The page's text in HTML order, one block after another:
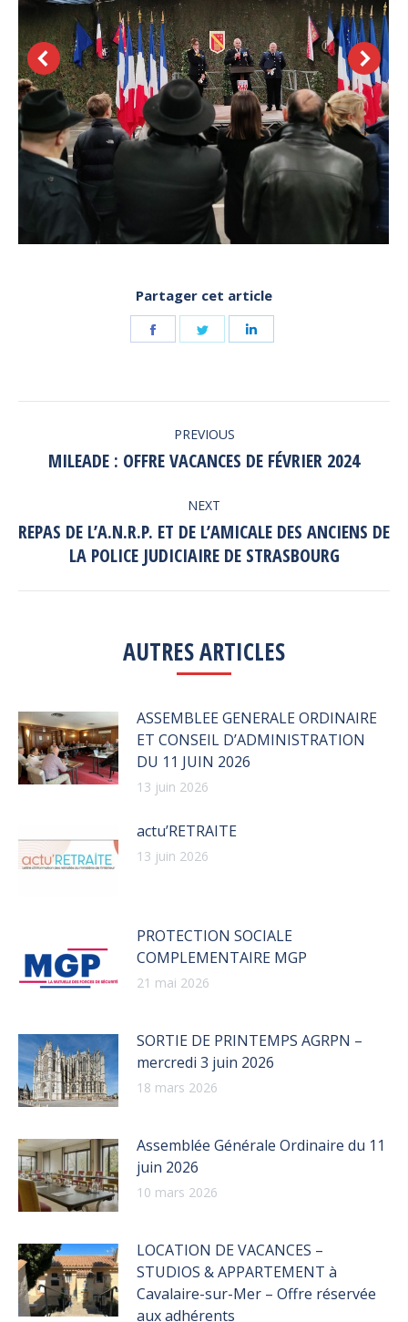
Partager cet article
Share
Share
NAVIGATIONPREVIOUS
Previous
MILEADE : OFFRE VACANCES DE FÉVRIER 2024
NEXT
Next
post:
REPAS DE L’A.N.R.P. ET DE L’AMICALE DES ANCIENS DE
LA POLICE JUDICIAIRE DE STRASBOURG
AUTRES ARTICLES
ASSEMBLEE GENERALE ORDINAIRE
ET CONSEIL D’ADMINISTRATION
DU 11 JUIN 2026
13 juin 2026
actu’RETRAITE
13 juin 2026
PROTECTION SOCIALE
COMPLEMENTAIRE MGP
21 mai 2026
SORTIE DE PRINTEMPS AGRPN –
mercredi 3 juin 2026
18 mars 2026
Assemblée Générale Ordinaire du 11
juin 2026
10 mars 2026
LOCATION DE VACANCES –
STUDIOS & APPARTEMENT à
Cavalaire-sur-Mer – Offre réservée
aux adhérents